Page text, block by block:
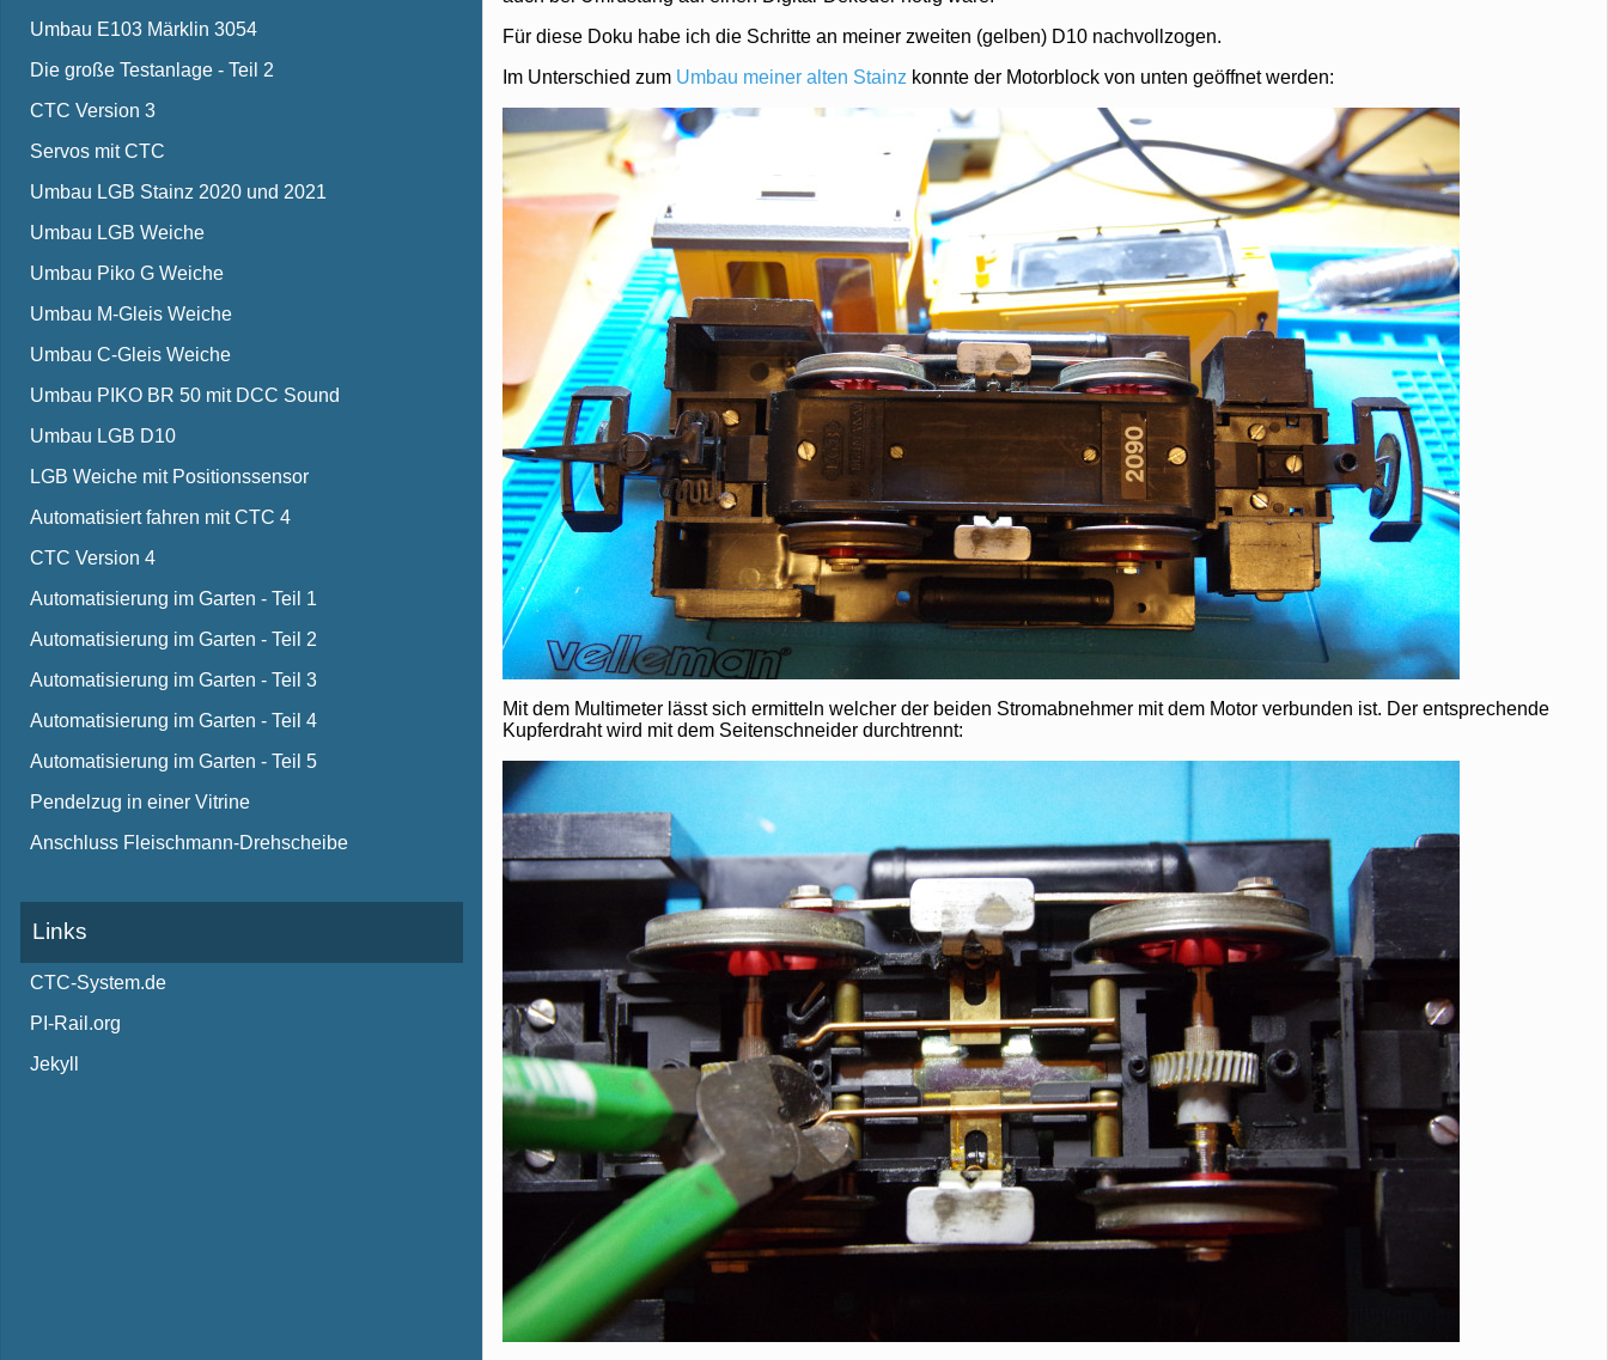
Umbau E103 Märklin 3054
Die große Testanlage - Teil 2
CTC Version 3
Servos mit CTC
Umbau LGB Stainz 2020 und 2021
Umbau LGB Weiche
Umbau Piko G Weiche
Umbau M-Gleis Weiche
Umbau C-Gleis Weiche
Umbau PIKO BR 50 mit DCC Sound
Umbau LGB D10
LGB Weiche mit Positionssensor
Automatisiert fahren mit CTC 4
CTC Version 4
Automatisierung im Garten - Teil 1
Automatisierung im Garten - Teil 2
Automatisierung im Garten - Teil 3
Automatisierung im Garten - Teil 4
Automatisierung im Garten - Teil 5
Pendelzug in einer Vitrine
Anschluss Fleischmann-Drehscheibe
Links
CTC-System.de
PI-Rail.org
Jekyll
Für diese Doku habe ich die Schritte an meiner zweiten (gelben) D10 nachvollzogen.
Im Unterschied zum Umbau meiner alten Stainz konnte der Motorblock von unten geöffnet werden:
Mit dem Multimeter lässt sich ermitteln welcher der beiden Stromabnehmer mit dem Motor verbunden ist. Der entsprechende
Kupferdraht wird mit dem Seitenschneider durchtrennt: